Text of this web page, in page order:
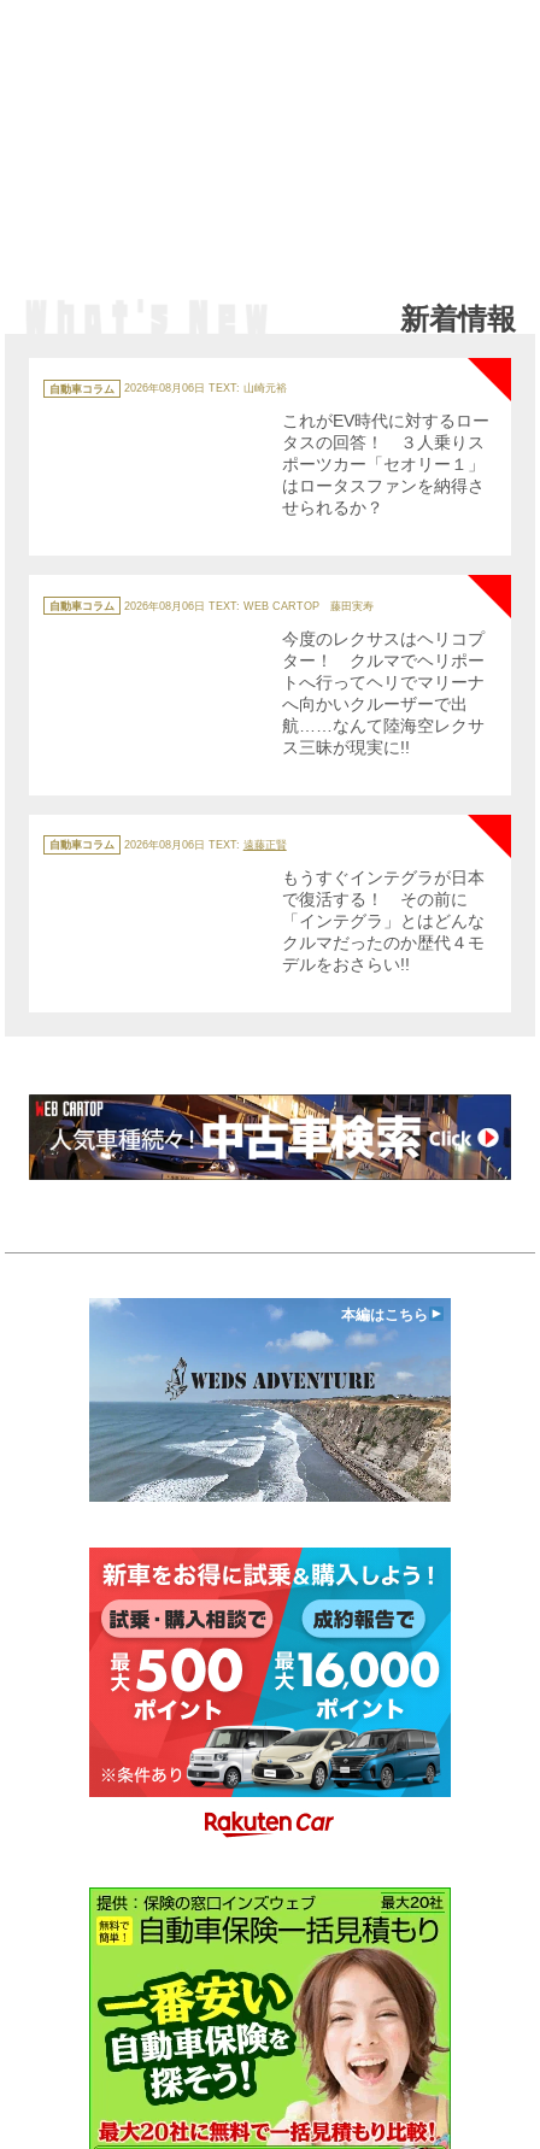
新着情報
テ
ゴ
自動車コラム 2026年08月06日 TEXT: 山崎元裕
NEW
これがEV時代に対するロー
タスの回答！ ３人乗りス
ポーツカー「セオリー１」
はロータスファンを納得さ
せられるか？
テ
ゴ
自動車コラム 2026年08月06日 TEXT: WEB CARTOP 藤田実寿
今度のレクサスはヘリコプ
ター！ クルマでヘリポー
トへ行ってヘリでマリーナ
へ向かいクルーザーで出
航……なんて陸海空レクサ
ス三昧が現実に!!
テ
ゴ
自動車コラム 2026年08月06日 TEXT: 遠藤正賢
もうすぐインテグラが日本
で復活する！ その前に
「インテグラ」とはどんな
クルマだったのか歴代４モ
デルをおさらい!!
本編はこちら